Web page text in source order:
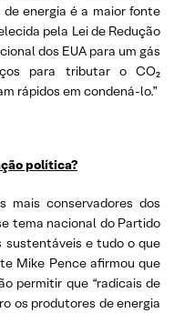
energia é a maior fonte
pela Lei de Redução
dos EUA para um gás
para tributar o CO₂
rápidos em condená-lo.”
política?
mais conservadores dos
tema nacional do Partido
sustentáveis e tudo o que
Mike Pence afirmou que
permitir que “radicais de
os produtores de energia